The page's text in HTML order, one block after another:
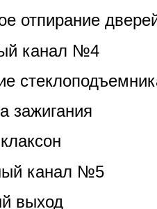
отпирание
канал №4
зажигания
канал №5
выход